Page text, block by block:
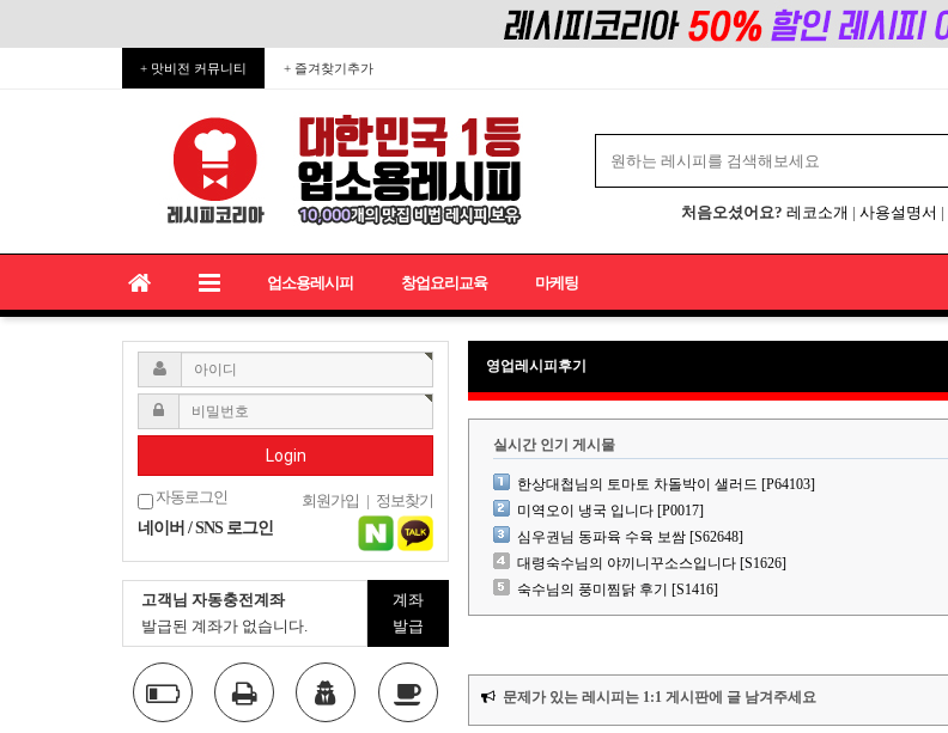
+ 맛비전 커뮤니티 + 즐겨찾기추가
처음오셨어요? 레코소개 | 사용설명서 |
업소용레시피 창업요리교육 마케팅
Login
자동로그인 회원가입 | 정보찾기
네이버 / SNS 로그인
고객님 자동충전계좌
발급된 계좌가 없습니다.
계좌
발급
영업레시피후기
실시간 인기 게시물
한상대첩님의 토마토 차돌박이 샐러드 [P64103]
미역오이 냉국 입니다 [P0017]
심우권님 동파육 수육 보쌈 [S62648]
대령숙수님의 야끼니꾸소스입니다 [S1626]
숙수님의 풍미찜닭 후기 [S1416]
문제가 있는 레시피는 1:1 게시판에 글 남겨주세요